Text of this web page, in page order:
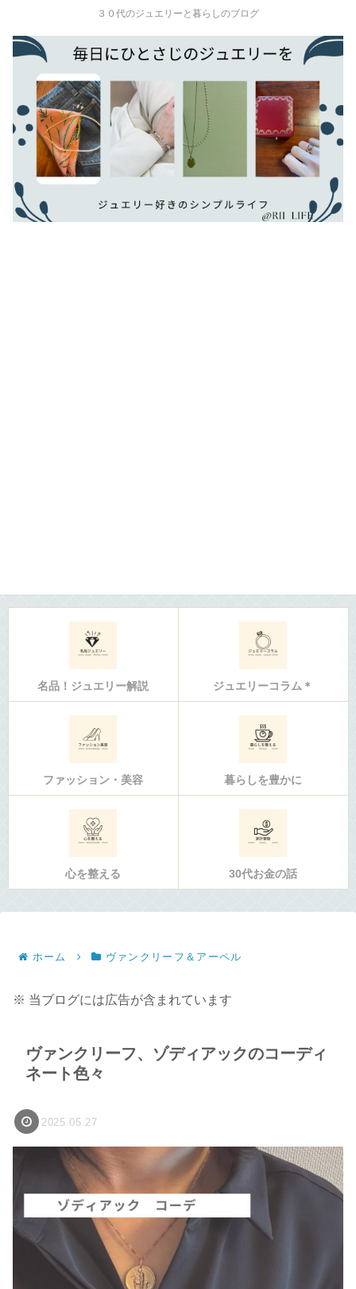
３０代のジュエリーと暮らしのブログ
名品！ジュエリー解説 ジュエリーコラム＊
ファッション・美容 暮らしを豊かに
心を整える 30代お金の話
ホーム ヴァンクリーフ＆アーペル
※ 当ブログには広告が含まれています
ヴァンクリーフ、ゾディアックのコーディ
ネート色々
2025.05.27